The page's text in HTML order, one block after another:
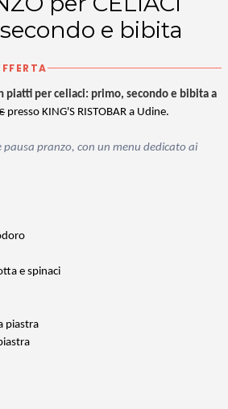
e bibita
piatti per celiaci: primo, secondo e bibita a
presso KING'S RISTOBAR a Udine.
pranzo, con un menu dedicato ai
e spinaci
piastra